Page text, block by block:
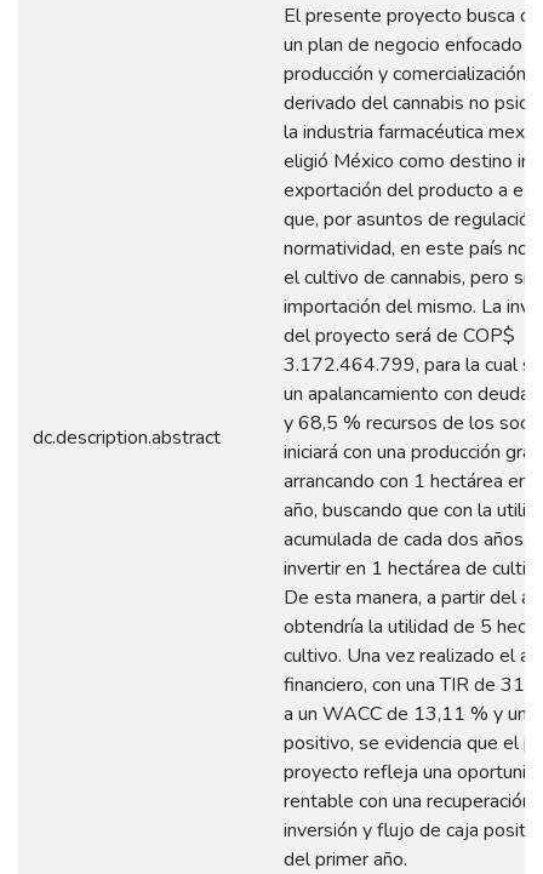
dc.description.abstract
El presente proyecto busca
un plan de negocio enfocado
producción y comercialización
derivado del cannabis no
la industria farmacéutica
eligió México como destino
exportación del producto a
que, por asuntos de
normatividad, en este país no
el cultivo de cannabis, pero si
importación del mismo. La
del proyecto será de COP$
3.172.464.799, para la cual
un apalancamiento con deuda
y 68,5 % recursos de los
iniciará con una producción
arrancando con 1 hectárea en
año, buscando que con la
acumulada de cada dos años,
invertir en 1 hectárea de
De esta manera, a partir del
obtendría la utilidad de 5
cultivo. Una vez realizado el
financiero, con una TIR de
a un WACC de 13,11 % y un
positivo, se evidencia que el
proyecto refleja una
rentable con una recuperación
inversión y flujo de caja
del primer año.